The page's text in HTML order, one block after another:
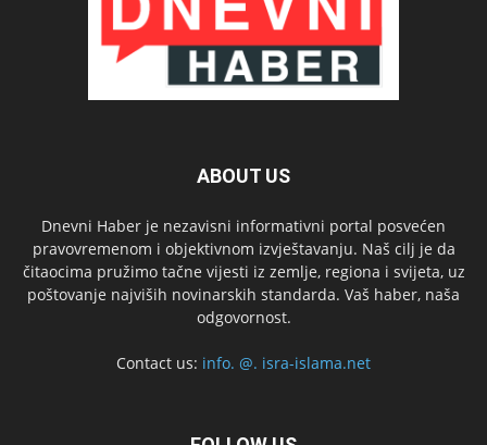
ABOUT US
Dnevni Haber je nezavisni informativni portal posvećen
pravovremenom i objektivnom izvještavanju. Naš cilj je da
čitaocima pružimo tačne vijesti iz zemlje, regiona i svijeta, uz
poštovanje najviših novinarskih standarda. Vaš haber, naša
odgovornost.
Contact us: info. @. isra-islama.net